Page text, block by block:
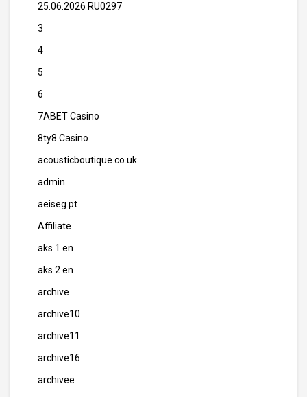
25.06.2026 RU0297
3
4
5
6
7ABET Casino
8ty8 Casino
acousticboutique.co.uk
admin
aeiseg.pt
Affiliate
aks 1 en
aks 2 en
archive
archive10
archive11
archive16
archivee